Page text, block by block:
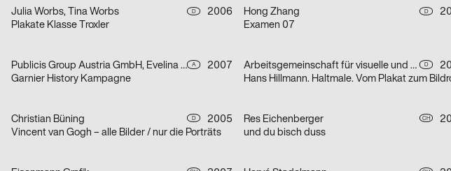
Julia Worbs, Tina Worbs D
2006
Plakate Klasse Troxler
Hong Zhang D
Examen 07
Publicis Group Austria GmbH, Evelina Sava A
2007
Garnier History Kampagne
Arbeitsgemeinschaft für visuelle und verbale Kommunikation Uwe Loesch D
Christian Büning D
2005
Vincent van Gogh – alle Bilder / nur die Porträts
Res Eichenberger CH
und du bisch duss